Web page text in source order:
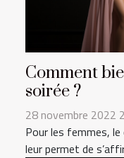
Comment
soirée ?
28 novembre 2022
Pour les femmes, le
leur permet de